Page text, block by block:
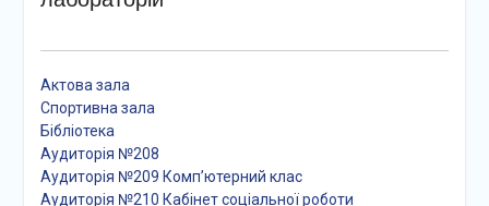
Викладачі Полтавського
фахового коледжу
отримали сертифікати про
підвищення кваліфікації
за програмою
«Професійний розвиток
педагога в умовах
Актова зала
Спортивна зала
Бібліотека
Аудиторія №208
Аудиторія №209 Комп’ютерний клас
Аудиторія №210 Кабінет соціальної роботи